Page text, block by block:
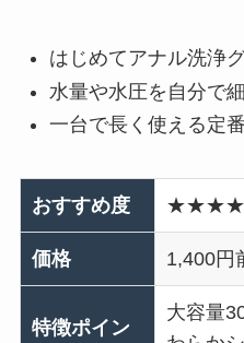
はじめてアナル洗浄
水量や水圧を自分で
一台で長く使える定
おすすめ度
価格 1,400円
特徴ポイン
大容量